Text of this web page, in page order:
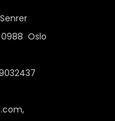
0988 Oslo